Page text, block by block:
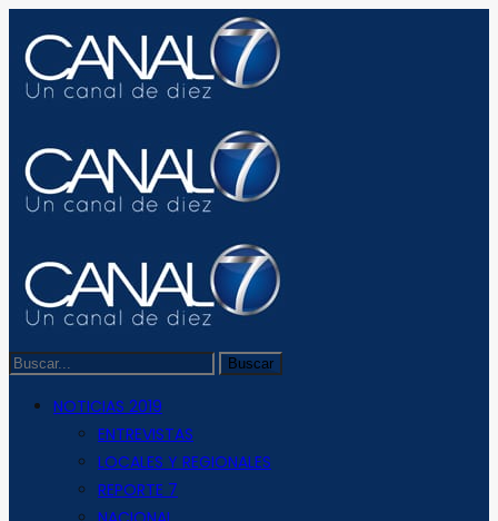
NOTICIAS 2019
ENTREVISTAS
LOCALES Y REGIONALES
REPORTE 7